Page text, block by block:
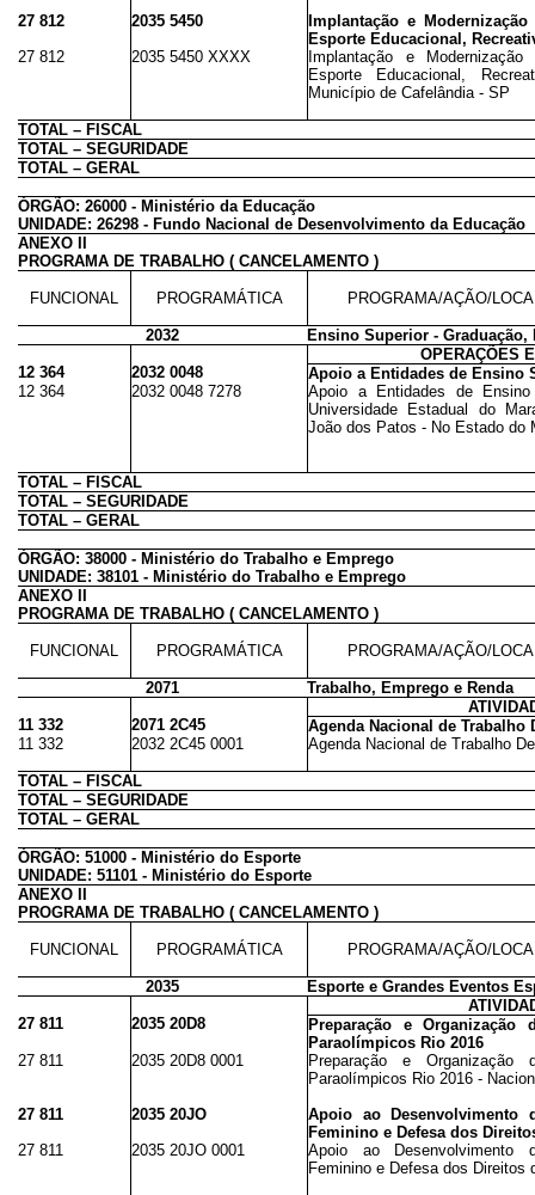
27 812 2035 5450
Implantação e
Esporte Educacional,
27 812
2035 5450 XXXX
Implantação e
Esporte Educacional,
Município de Cafelândia - SP
TOTAL – FISCAL
TOTAL – SEGURIDADE
TOTAL – GERAL
ÓRGÃO: 26000 - Ministério da Educação
UNIDADE: 26298 - Fundo Nacional de Desenvolvimento da Educação
ANEXO II
PROGRAMA DE TRABALHO ( CANCELAMENTO )
FUNCIONAL PROGRAMÁTICA PROGRAMA/AÇÃO/
2032
Ensino Superior -
OPERAÇÕES
12 364
2032 0048
Apoio a Entidades de Ensino
12 364
2032 0048 7278
Apoio a Entidades de
Universidade Estadual do
João dos Patos - No Estado do
TOTAL – FISCAL
TOTAL – SEGURIDADE
TOTAL – GERAL
ÓRGÃO: 38000 - Ministério do Trabalho e Emprego
UNIDADE: 38101 - Ministério do Trabalho e Emprego
ANEXO II
PROGRAMA DE TRABALHO ( CANCELAMENTO )
FUNCIONAL PROGRAMÁTICA PROGRAMA/AÇÃO/
2071
Trabalho, Emprego e Renda
11 332
2071 2C45
Agenda Nacional de Trabalho
11 332
2032 2C45 0001 Agenda Nacional de Trabalho
TOTAL – FISCAL
TOTAL – SEGURIDADE
TOTAL – GERAL
ÓRGÃO: 51000 - Ministério do Esporte
UNIDADE: 51101 - Ministério do Esporte
ANEXO II
PROGRAMA DE TRABALHO ( CANCELAMENTO )
FUNCIONAL PROGRAMÁTICA PROGRAMA/AÇÃO/
2035
Esporte e Grandes Eventos
27 811
2035 20D8
Preparação e
Paraolímpicos Rio 2016
27 811
2035 20D8 0001
Preparação e
Paraolímpicos Rio 2016 -
27 811
2035 20JO
Apoio ao Desenvolvimento
Feminino e Defesa dos
27 811
2035 20JO 0001
Apoio ao Desenvolvimento
Feminino e Defesa dos Direitos